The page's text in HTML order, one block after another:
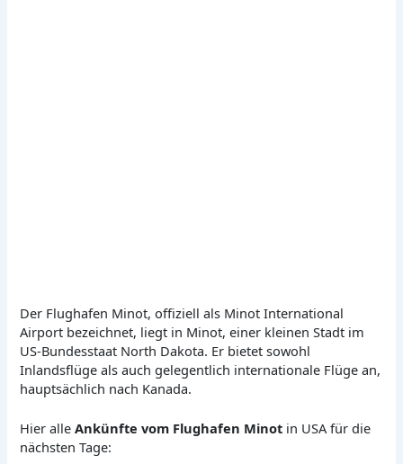
Der Flughafen Minot, offiziell als Minot International
Airport bezeichnet, liegt in Minot, einer kleinen Stadt im
US-Bundesstaat North Dakota. Er bietet sowohl
Inlandsflüge als auch gelegentlich internationale Flüge an,
hauptsächlich nach Kanada.
Hier alleAnkünfte vom Flughafen Minot in USA für die
nächsten Tage: